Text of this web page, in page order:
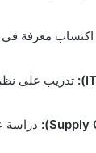
اكتساب معرفة في
تدريب على نظم
دراسة